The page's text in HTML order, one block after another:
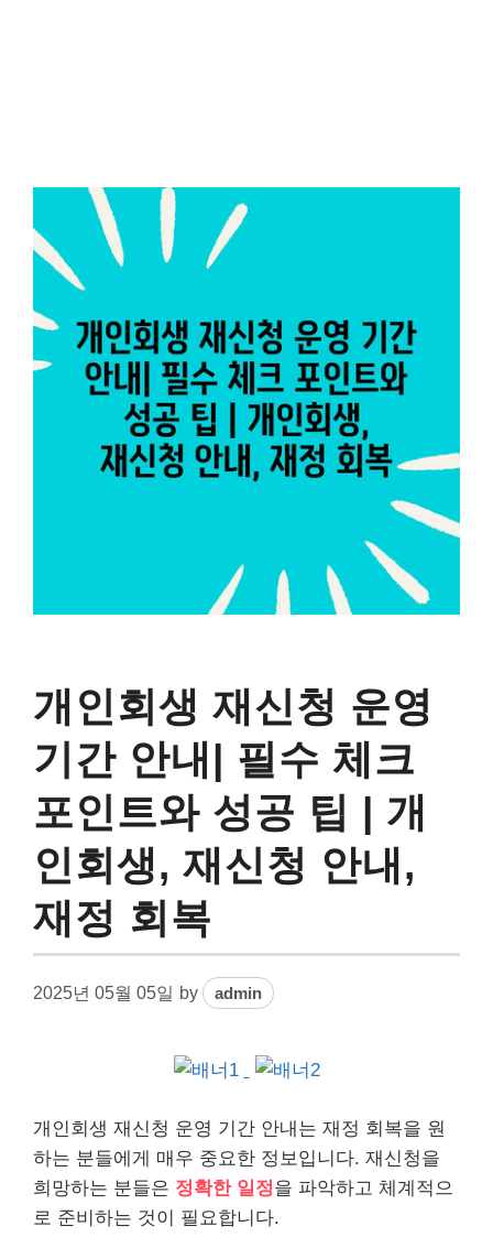
개인회생 재신청 운영
기간 안내| 필수 체크
포인트와 성공 팁 | 개
인회생, 재신청 안내,
재정 회복
2025년 05월 05일 by admin
개인 회생 재신청 운영 기간 안내는 재정 회복을 원
하는 분들에게 매우 중요한 정보입니다. 재신청을
희망하는 분들은 정확한 일정을 파악하고 체계적으
로 준비하는 것이 필요합니다.